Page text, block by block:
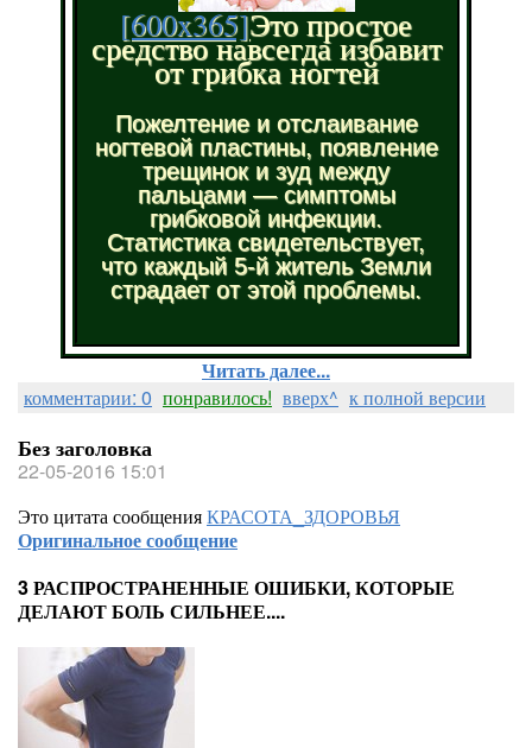
[600x365]Это простое
средство навсегда избавит
от грибка ногтей
Пожелтение и отслаивание
ногтевой пластины, появление
трещинок и зуд между
пальцами — симптомы
грибковой инфекции.
Статистика свидетельствует,
что каждый 5-й житель Земли
страдает от этой проблемы.
Читать далее...
комментарии: 0 понравилось! вверх^ к полной версии
Без заголовка
22-05-2016 15:01
Это цитата сообщенияКРАСОТА_ЗДОРОВЬЯ
Оригинальное сообщение
3 РАСПРОСТРАНЕННЫЕ ОШИБКИ, КОТОРЫЕ
ДЕЛАЮТ БОЛЬ СИЛЬНЕЕ....